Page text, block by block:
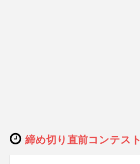
締め切り直前コンテスト